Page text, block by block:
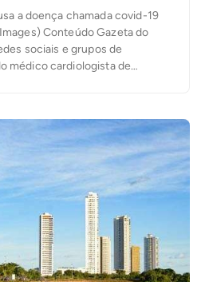
a doença chamada covid-19
Conteúdo Gazeta do
sociais e grupos de
médico cardiologista de
está muito errática e estão se